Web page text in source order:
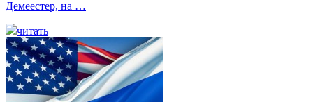
Демеестер, на …
читать